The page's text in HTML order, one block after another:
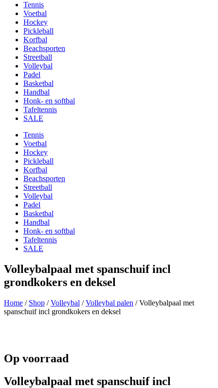
Tennis
Voetbal
Hockey
Pickleball
Korfbal
Beachsporten
Streetball
Volleybal
Padel
Basketbal
Handbal
Honk- en softbal
Tafeltennis
SALE
Tennis
Voetbal
Hockey
Pickleball
Korfbal
Beachsporten
Streetball
Volleybal
Padel
Basketbal
Handbal
Honk- en softbal
Tafeltennis
SALE
Volleybalpaal met spanschuif incl
grondkokers en deksel
Home / Shop /Volleybal /Volleybal palen / Volleybalpaal met
spanschuif incl grondkokers en deksel
Op voorraad
Volleybalpaal met spanschuif incl